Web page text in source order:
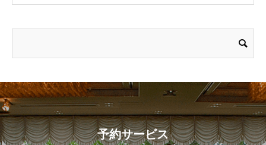
予約サービス